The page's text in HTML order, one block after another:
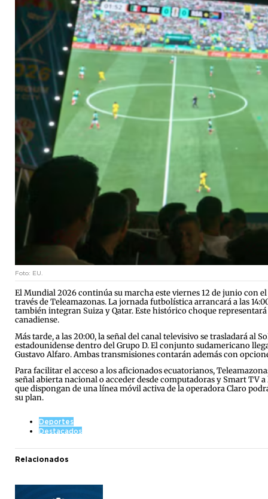
Foto: EU.
El Mundial 2026 continúa su marcha este viernes 12 de junio con
través de Teleamazonas. La jornada futbolística arrancará a las
también integran Suiza y Qatar. Este histórico choque
canadiense.
Más tarde, a las 20:00, la señal del canal televisivo se trasladará al
estadounidense dentro del Grupo D. El conjunto sudamericano
Gustavo Alfaro. Ambas transmisiones contarán además con
Para facilitar el acceso a los aficionados ecuatorianos,
señal abierta nacional o acceder desde computadoras y Smart TV
que dispongan de una línea móvil activa de la operadora Claro
su plan.
Deportes
Destacados
Relacionados